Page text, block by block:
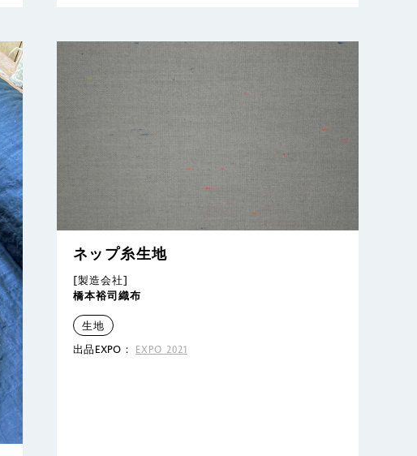
ネップ糸生地
[製造会社]
橋本裕司織布
生地
出品EXPO：
EXPO 2021